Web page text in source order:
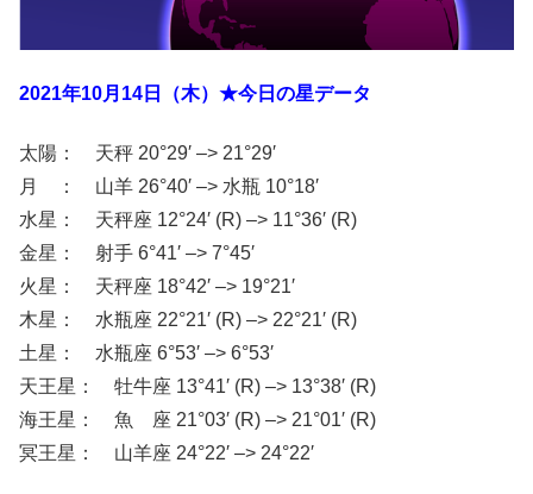
2021年10月14日（木）★今日の星データ
太陽： 天秤 20°29′ –> 21°29′
月 ： 山羊 26°40′ –> 水瓶 10°18′
水星： 天秤座 12°24′ (R) –> 11°36′ (R)
金星： 射手 6°41′ –> 7°45′
火星： 天秤座 18°42′ –> 19°21′
木星： 水瓶座 22°21′ (R) –> 22°21′ (R)
土星： 水瓶座 6°53′ –> 6°53′
天王星： 牡牛座 13°41′ (R) –> 13°38′ (R)
海王星： 魚 座 21°03′ (R) –> 21°01′ (R)
冥王星： 山羊座 24°22′ –> 24°22′